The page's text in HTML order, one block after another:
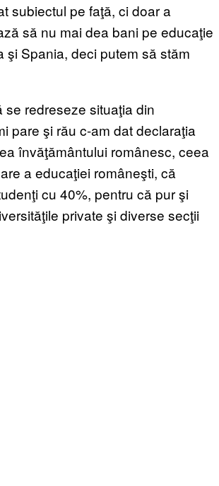
subiectul pe faţă, ci doar a
să nu mai dea bani pe educaţie
şi Spania, deci putem să stăm
redreseze situaţia din
pare şi rău c-am dat declaraţia
învăţământului românesc, ceea
a educaţiei româneşti, că
cu 40%, pentru că pur şi
private şi diverse secţii